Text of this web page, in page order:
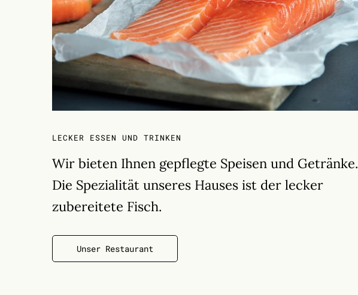
LECKER ESSEN UND TRINKEN
Wir bieten Ihnen gepflegte Speisen und Getränke.
Die Spezialität unseres Hauses ist der lecker
zubereitete Fisch.
Unser Restaurant